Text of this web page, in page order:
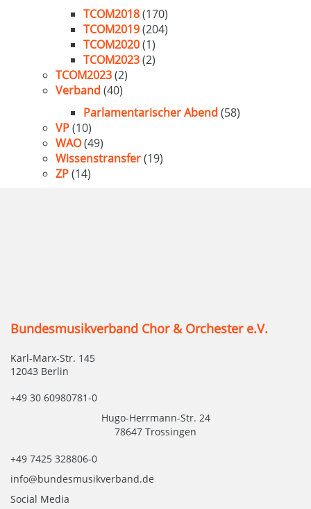
TCOM2018(170)
TCOM2019(204)
TCOM2020(1)
TCOM2023(2)
TCOM2023(2)
Verband (40)
Parlamentarischer Abend (58)
VP(10)
WAO(49)
Wissenstransfer(19)
ZP(14)
Bundesmusikverband Chor & Orchester e.V.
Karl-Marx-Str. 145
12043 Berlin
+49 30 60980781-0
Hugo-Herrmann-Str. 24
78647 Trossingen
+49 7425 328806-0
info@bundesmusikverband.de
Social Media